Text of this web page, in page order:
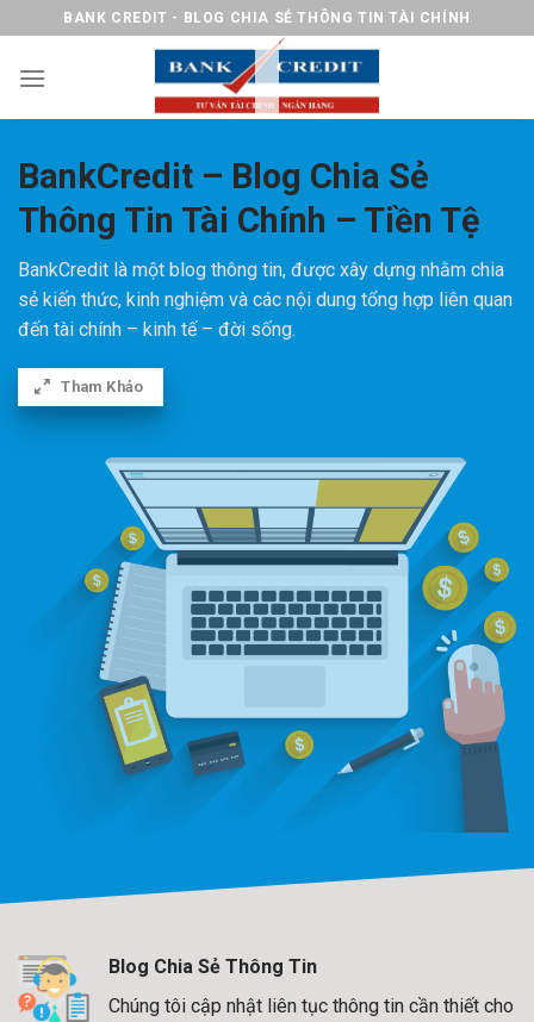
nội
BANK CREDIT - BLOG CHIA SẺ THÔNG TIN TÀI CHÍNH
BankCredit – Blog Chia Sẻ
Thông Tin Tài Chính – Tiền Tệ
BankCredit là một blog thông tin, được xây dựng nhằm chia
sẻ kiến thức, kinh nghiệm và các nội dung tổng hợp liên quan
đến tài chính – kinh tế – đời sống.
Tham Khảo
Blog Chia Sẻ Thông Tin
Chúng tôi cập nhật liên tục thông tin cần thiết cho